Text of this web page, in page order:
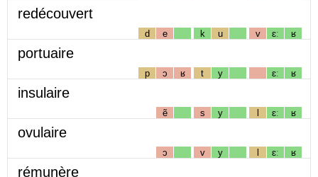
redécouvert
d e k u v ɛː ʁ
portuaire
p ɔ ʁ t y ɛː ʁ
insulaire
ẽ s y l ɛː ʁ
ovulaire
ɔ v y l ɛː ʁ
rémunère